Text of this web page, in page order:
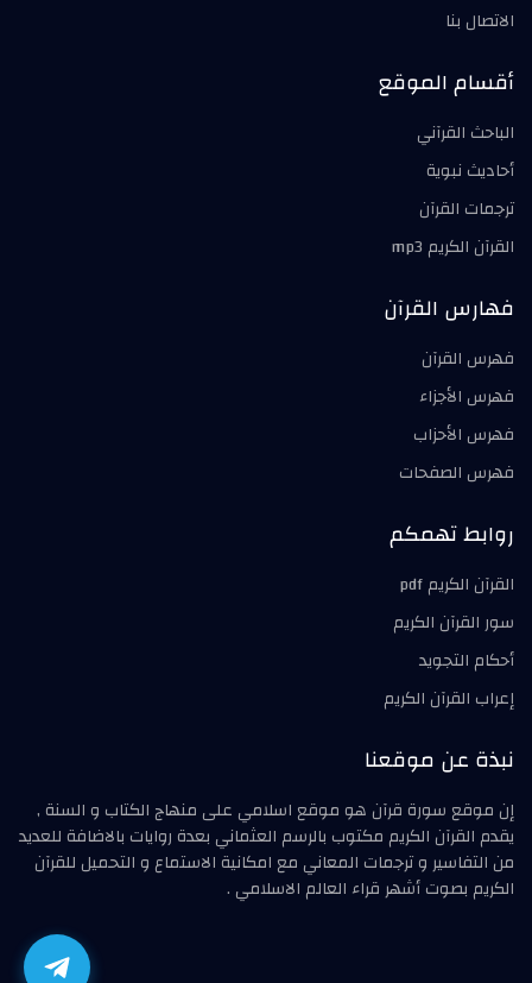
الاتصال بنا
أقسام الموقع
الباحث القرآني
أحاديث نبوية
ترجمات القرآن
القرآن الكريم mp3
فهارس القرآن
فهرس القرآن
فهرس الأجزاء
فهرس الأحزاب
فهرس الصفحات
روابط تهمكم
القرآن الكريم pdf
سور القرآن الكريم
أحكام التجويد
إعراب القرآن الكريم
نبذة عن موقعنا
إن موقع سورة قرآن هو موقع اسلامي على منهاج الكتاب و السنة ,
يقدم القرآن الكريم مكتوب بالرسم العثماني بعدة روايات بالاضافة للعديد
من التفاسير و ترجمات المعاني مع امكانية الاستماع و التحميل للقرآن
الكريم بصوت أشهر قراء العالم الاسلامي .